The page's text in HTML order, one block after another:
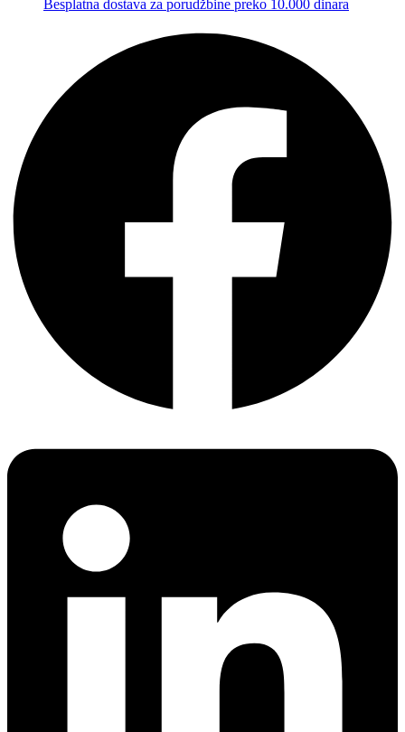
Besplatna dostava za porudžbine preko 10.000 dinara